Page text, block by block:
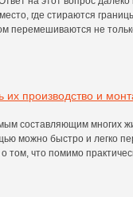
где стираются
перемешиваются не
их производство и
составляющим многих
можно быстро и легко
том, что помимо